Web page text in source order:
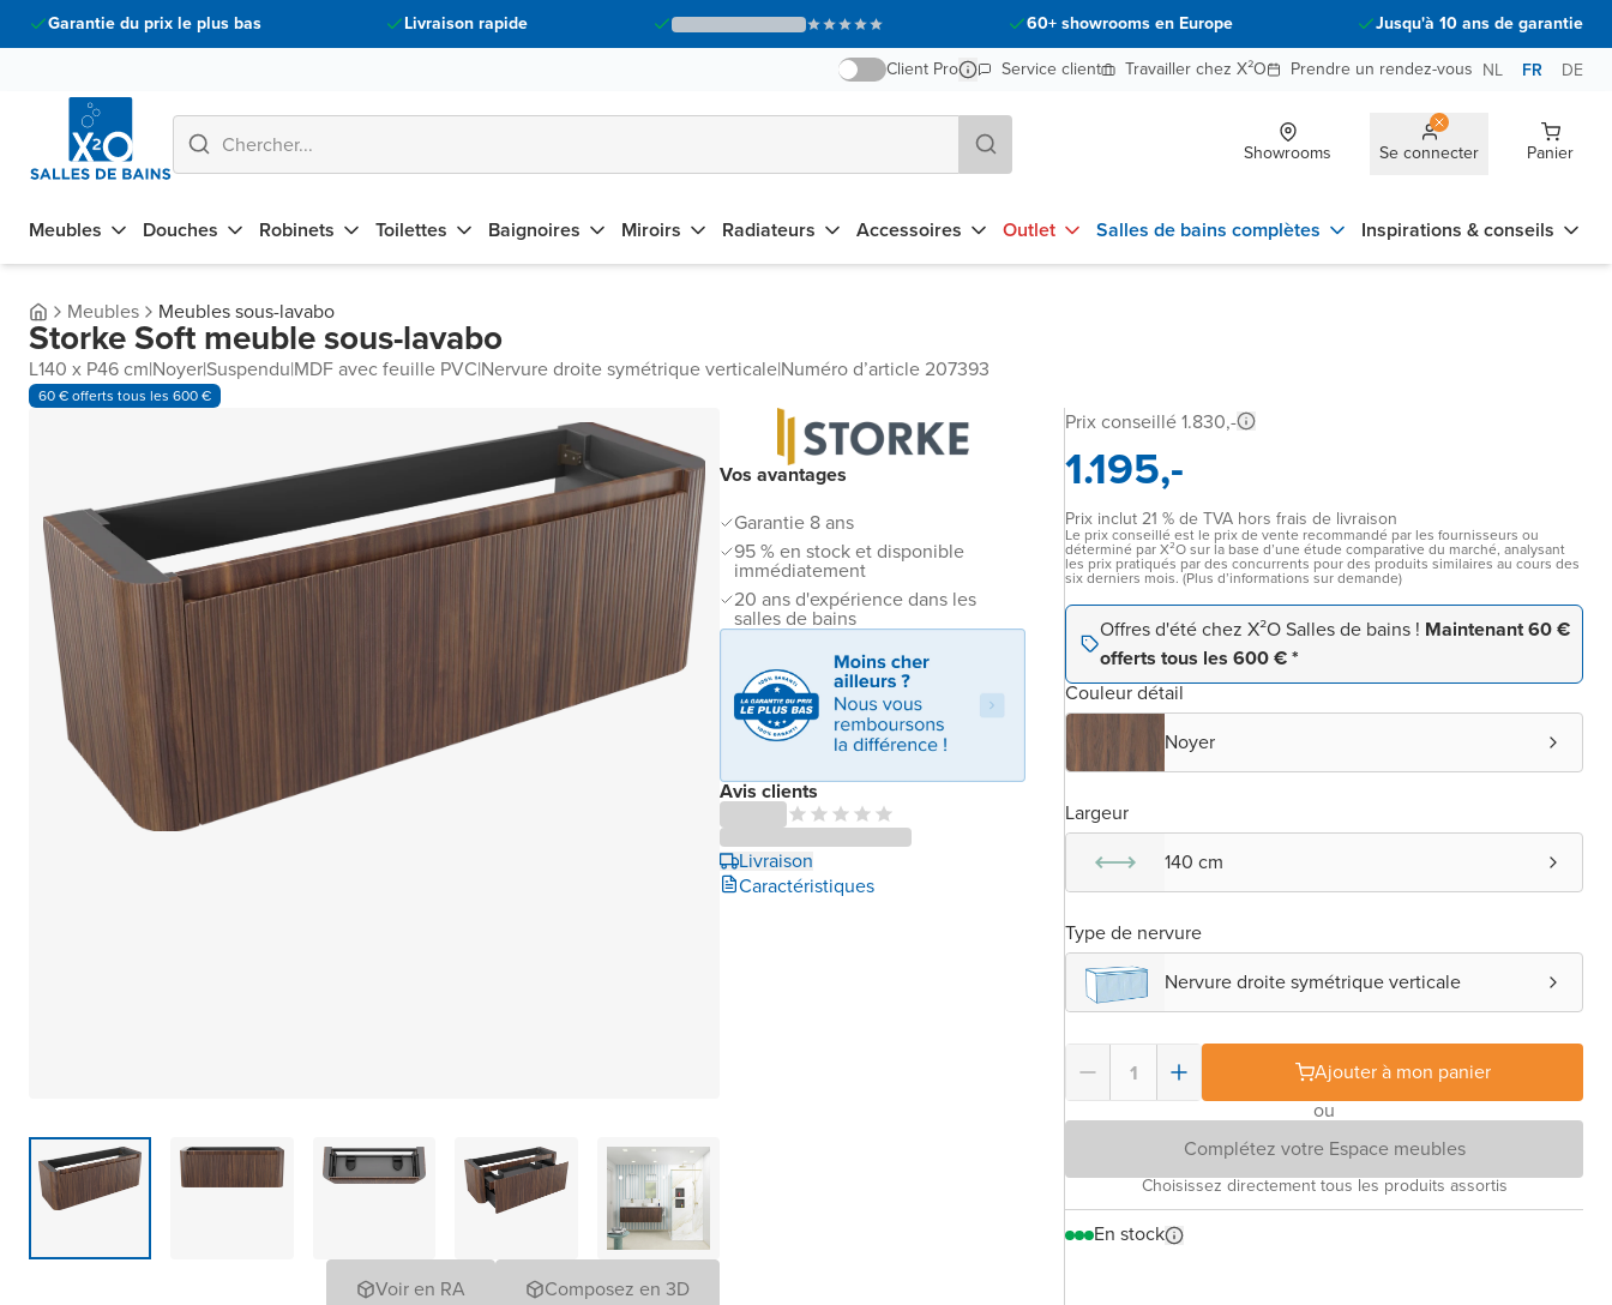
Garantie du prix le plus bas Livraison rapide 60+ showrooms en Europe
Jusqu'à 10 ans de garantie
Client Pro
Service client Travailler chez X²O Prendre un rendez-vous NL FR DE
Showrooms Se connecter Panier
Meubles Douches Robinets Toilettes Baignoires Miroirs Radiateurs Accessoires Outlet Salles de bains complètes Inspirations & conseils
Meubles Meubles sous-lavabo
Storke Soft meuble sous-lavabo
L140 x P46 cm|Noyer|Suspendu|MDF avec feuille PVC|Nervure droite symétrique verticale|Numéro d’article 207393
60 € offerts tous les 600 €
Voir en RA Composez en 3D
Vos avantages
Garantie 8 ans
95 % en stock et disponible
immédiatement
20 ans d'expérience dans les
salles de bains
Avis clients
Livraison
Caractéristiques
Prix conseillé 1.830,-
1.195,-
Prix inclut 21 % de TVA hors frais de livraison
Le prix conseillé est le prix de vente recommandé par les fournisseurs ou
déterminé par X²O sur la base d’une étude comparative du marché, analysant
les prix pratiqués par des concurrents pour des produits similaires au cours des
six derniers mois. (Plus d’informations sur demande)
Offres d'été chez X²O Salles de bains ! Maintenant 60 €
offerts tous les 600 € *
Couleur détail
Noyer
Largeur
140 cm
Type de nervure
Nervure droite symétrique verticale
Ajouter à mon panier
ou
Complétez votre Espace meubles
Choisissez directement tous les produits assortis
En stock